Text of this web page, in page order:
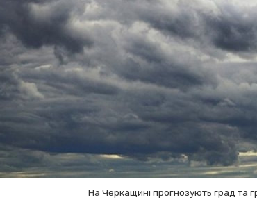
На Черкащині прогнозують град та